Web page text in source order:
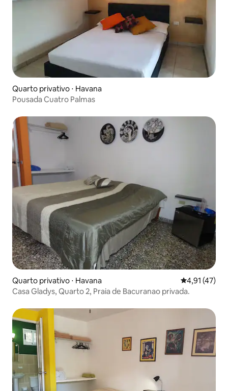
Quarto privativo ⋅ Havana
Pousada Cuatro Palmas
Quarto privativo ⋅ Havana 4,91 de uma
4,91 (47)
Casa Gladys, Quarto 2, Praia de Bacuranao privada.